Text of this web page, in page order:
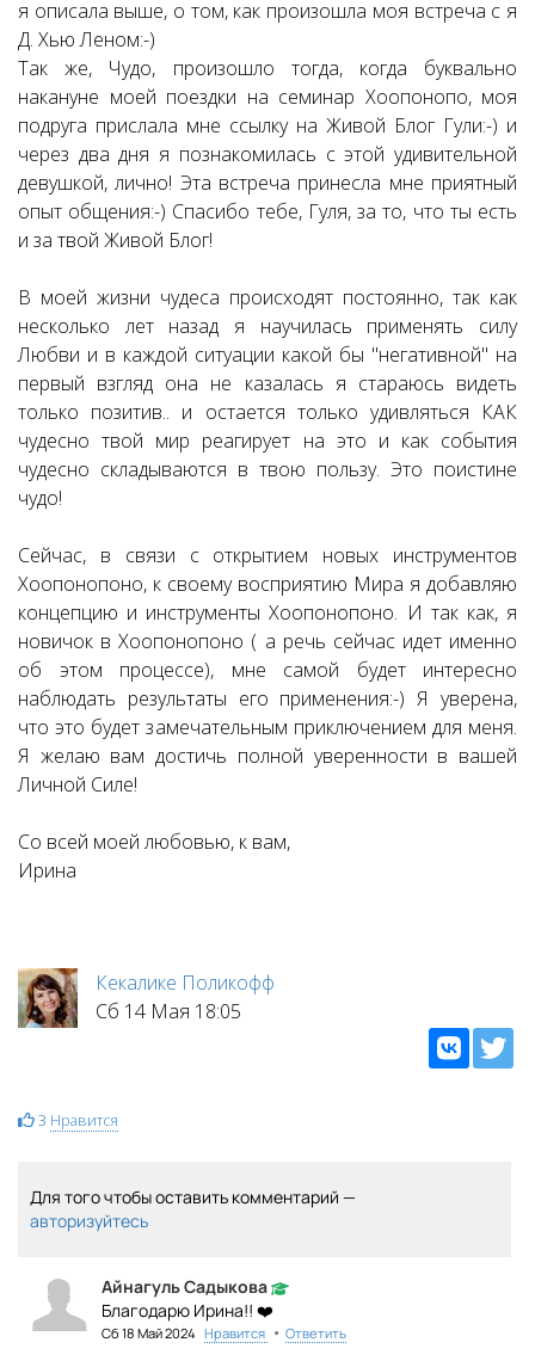
я описала выше, о том, как произошла моя встреча с я
Д. Хью Леном:-)
Так же, Чудо, произошло тогда, когда буквально
накануне моей поездки на семинар Хоопонопо, моя
подруга прислала мне ссылку на Живой Блог Гули:-) и
через два дня я познакомилась с этой удивительной
девушкой, лично! Эта встреча принесла мне приятный
опыт общения:-) Спасибо тебе, Гуля, за то, что ты есть
и за твой Живой Блог!
В моей жизни чудеса происходят постоянно, так как
несколько лет назад я научилась применять силу
Любви и в каждой ситуации какой бы "негативной" на
первый взгляд она не казалась я стараюсь видеть
только позитив.. и остается только удивляться КАК
чудесно твой мир реагирует на это и как события
чудесно складываются в твою пользу. Это поистине
чудо!
Сейчас, в связи с открытием новых инструментов
Хоопонопоно, к своему восприятию Мира я добавляю
концепцию и инструменты Хоопонопоно. И так как, я
новичок в Хоопонопоно ( а речь сейчас идет именно
об этом процессе), мне самой будет интересно
наблюдать результаты его применения:-) Я уверена,
что это будет замечательным приключением для меня.
Я желаю вам достичь полной уверенности в вашей
Личной Силе!
Со всей моей любовью, к вам,
Ирина
Кекалике Поликофф
Сб 14 Мая 18:05
3 Нравится
Для того чтобы оставить комментарий —
авторизуйтесь
Айнагуль Садыкова
Благодарю Ирина!! ❤️
Сб 18 Май 2024 Нравится • Ответить